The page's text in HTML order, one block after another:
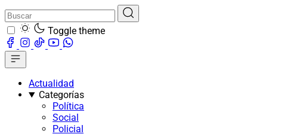
Toggle theme
Actualidad
Categorías
Política
Social
Policial